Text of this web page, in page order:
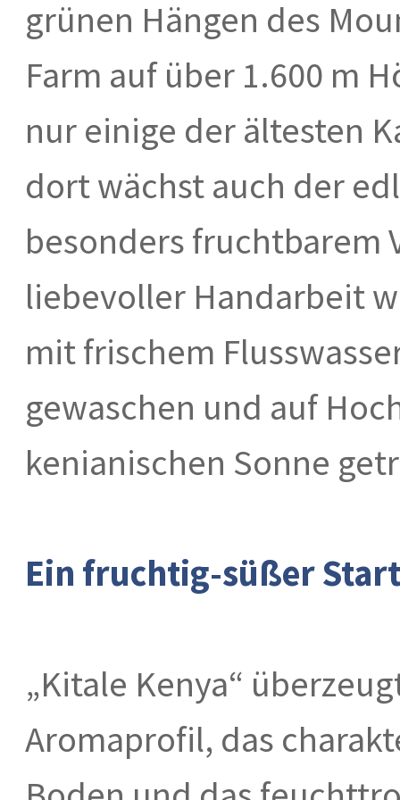
grünen Hängen des
Farm auf über 1.600 m
nur einige der ältesten
dort wächst auch der
besonders fruchtbarem
liebevoller Handarbeit
mit frischem
gewaschen und auf
kenianischen Sonne
Ein fruchtig-süßer
„Kitale Kenya“
Aromaprofil, das